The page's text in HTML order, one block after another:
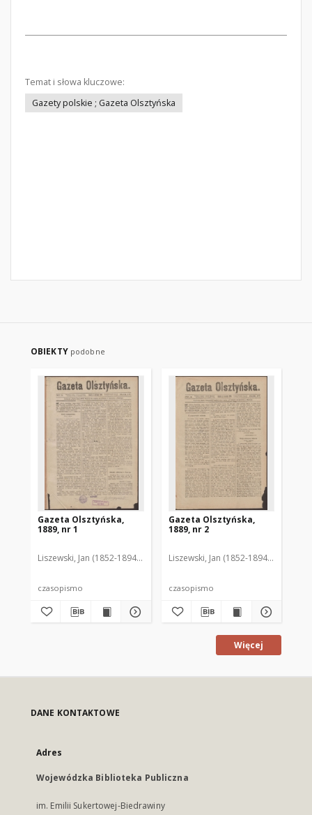
Temat i słowa kluczowe:
Gazety polskie ; Gazeta Olsztyńska
OBIEKTY podobne
Gazeta Olsztyńska,
1889, nr 1
Liszewski, Jan (1852-1894). Red.
czasopismo
Gazeta Olsztyńska,
1889, nr 2
Liszewski, Jan (1852-1894). Red.
czasopismo
Więcej
DANE KONTAKTOWE
Adres
Wojewódzka Biblioteka Publiczna
im. Emilii Sukertowej-Biedrawiny